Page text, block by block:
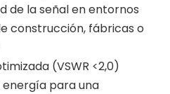
de la señal en entornos
construcción, fábricas o
(VSWR <2,0)
energía para una